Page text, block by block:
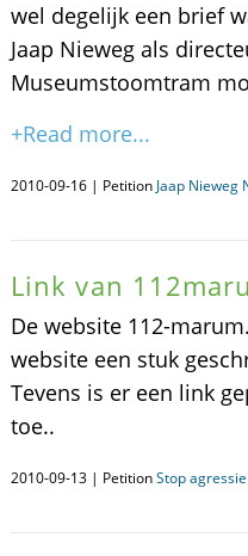
wel degelijk een brief
Jaap Nieweg als
Museumstoomtram
+Read more...
2010-09-16 | Petition Jaap Nieweg
Link van
De website 112-
website een stuk
Tevens is er een link
toe..
2010-09-13 | PetitionStop